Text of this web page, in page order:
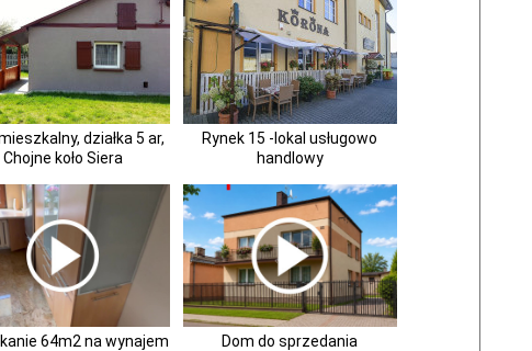
działka 5 ar,
Chojne koło Siera
Rynek 15 -lokal usługowo
handlowy
64m2 na wynajem
Dom do sprzedania